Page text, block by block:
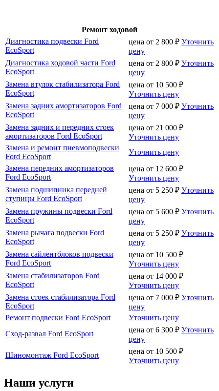
Ремонт ходовой
Диагностика подвески Ford
EcoSport
цена от 2 800 ₽ Уточнить
цену
Диагностика ходовой части Ford
EcoSport
цена от 2 800 ₽ Уточнить
цену
Замена втулок стабилизатора Ford
EcoSport
цена от 10 500 ₽
Уточнить цену
Замена задних амортизаторов Ford
EcoSport
цена от 7 000 ₽ Уточнить
цену
Замена задних и передних стоек
амортизаторов Ford EcoSport
цена от 21 000 ₽
Уточнить цену
Замена и ремонт пневмоподвески
Ford EcoSport
Уточнить цену
Замена передних амортизаторов
Ford EcoSport
цена от 12 600 ₽
Уточнить цену
Замена подшипника передней
ступицы Ford EcoSport
цена от 5 250 ₽ Уточнить
цену
Замена пружины подвески Ford
EcoSport
цена от 5 600 ₽ Уточнить
цену
Замена рычага подвески Ford
EcoSport
цена от 5 250 ₽ Уточнить
цену
Замена сайлентблоков подвески
Ford EcoSport
цена от 10 500 ₽
Уточнить цену
Замена стабилизаторов Ford
EcoSport
цена от 14 000 ₽
Уточнить цену
Замена стоек стабилизатора Ford
EcoSport
цена от 7 000 ₽ Уточнить
цену
Ремонт подвески Ford EcoSport
Уточнить цену
Сход-развал Ford EcoSport
цена от 6 300 ₽ Уточнить
цену
Шиномонтаж Ford EcoSport
цена от 10 500 ₽
Уточнить цену
Наши услуги